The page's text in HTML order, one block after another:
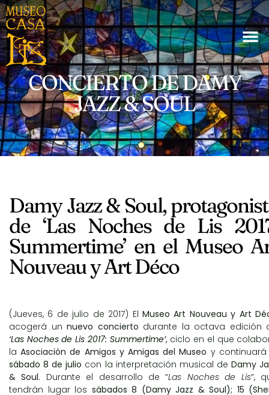
CONCIERTO DE DAMY
JAZZ & SOUL
Damy Jazz & Soul,
de ‘Las Noches de Lis
Summertime’ en el Museo
Nouveau y Art Déco
(Jueves, 6 de julio de 2017) El Museo Art Nouveau y Art
acogerá un nuevo concierto durante la octava edición
‘Las Noches de Lis 2017: Summertime’,ciclo en el que
laAsociación de Amigos y Amigas del Museo y
sábado 8 de julio con la interpretación musical de Damy
& Soul. Durante el desarrollo de “Las Noches de Lis”,
tendrán lugar los sábados 8 (Damy Jazz & Soul); 15